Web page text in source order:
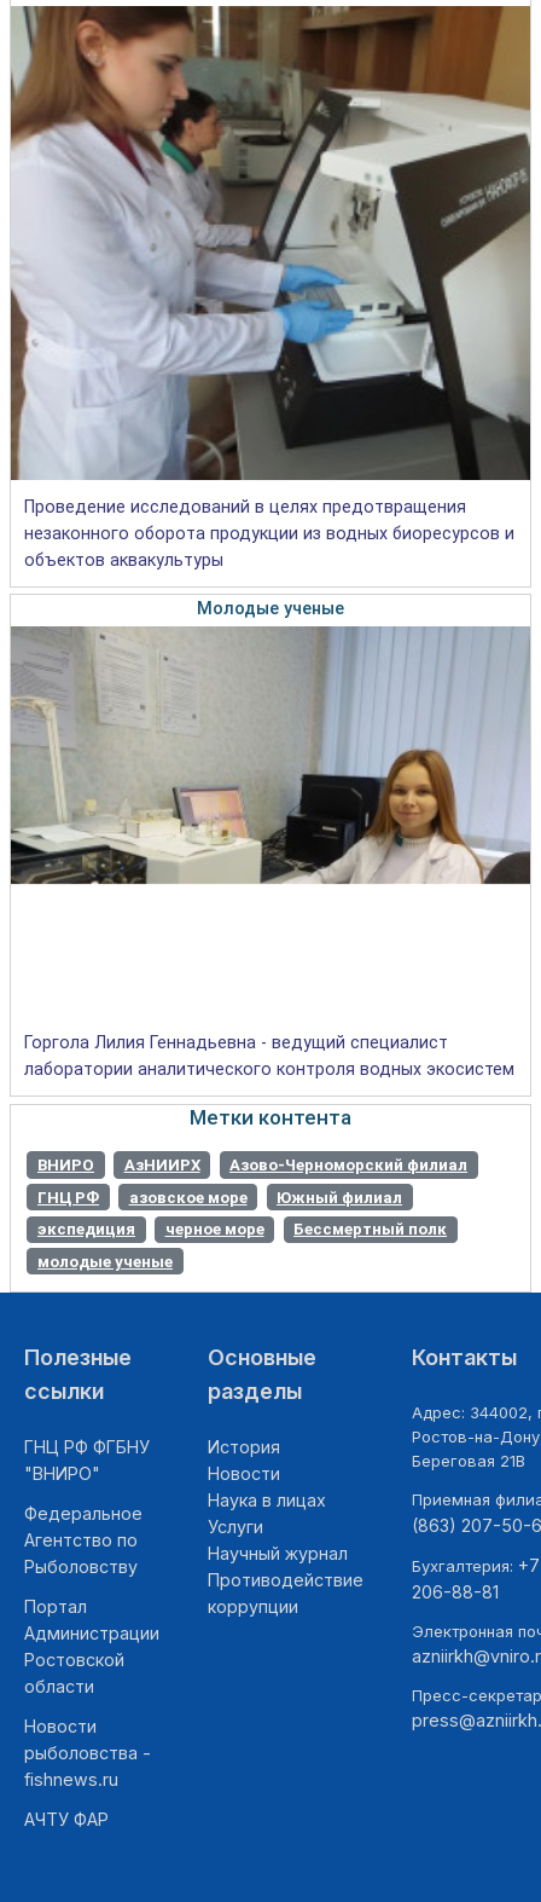
Проведение исследований в целях предотвращения
незаконного оборота продукции из водных биоресурсов и
объектов аквакультуры
Молодые ученые
Горгола Лилия Геннадьевна - ведущий специалист
лаборатории аналитического контроля водных экосистем
Метки контента
ВНИРО АзНИИРХ
Азово-Черноморский филиал
ГНЦ РФ
азовское море
Южный филиал
экспедиция
черное море
Бессмертный полк
молодые ученые
Полезные
ссылки
ГНЦ РФ ФГБНУ
"ВНИРО"
Федеральное
Агентство по
Рыболовству
Портал
Администрации
Ростовской
области
Новости
рыболовства -
fishnews.ru
АЧТУ ФАР
Основные
разделы
История
Новости
Наука в лицах
Услуги
Научный журнал
Противодействие
коррупции
Контакты
Адрес: 344002,
Ростов-на-
Береговая 21В
Приемная
(863) 207-50-
Бухгалтерия:
206-88-81
Электронная
Пресс-